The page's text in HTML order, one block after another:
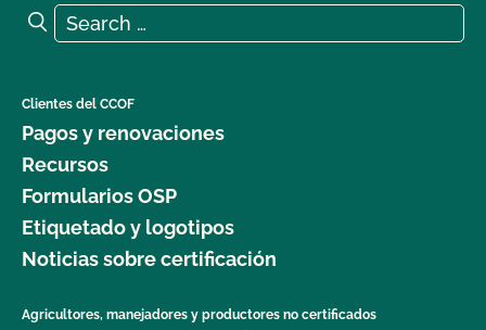
Search for:
Search
Clientes del CCOF
Pagos y renovaciones
Recursos
Formularios OSP
Etiquetado y logotipos
Noticias sobre certificación
Agricultores, manejadores y productores no certificados